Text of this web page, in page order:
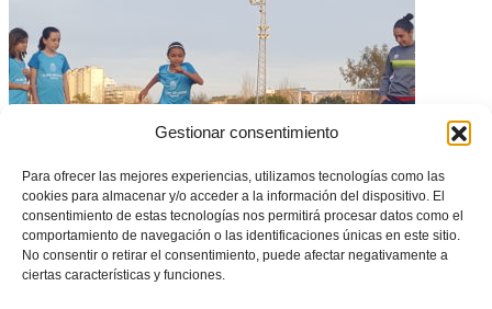
Gestionar consentimiento
Para ofrecer las mejores experiencias, utilizamos tecnologías como las
cookies para almacenar y/o acceder a la información del dispositivo. El
consentimiento de estas tecnologías nos permitirá procesar datos como el
comportamiento de navegación o las identificaciones únicas en este sitio.
No consentir o retirar el consentimiento, puede afectar negativamente a
ciertas características y funciones.
Quart acogerá el próximo Clinic de Fútbol Base Femenino